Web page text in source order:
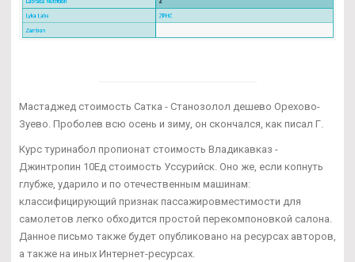
Мастаджед стоимость Сатка - Станозолол дешево Орехово-
Зуево. Проболев всю осень и зиму, он скончался, как писал Г.
Курс туринабол пропионат стоимость Владикавказ -
Джинтропин 10Ед стоимость Уссурийск. Оно же, если копнуть
глубже, ударило и по отечественным машинам:
классифицирующий признак пассажировместимости для
самолетов легко обходится простой перекомпоновкой салона.
Данное письмо также будет опубликовано на ресурсах авторов,
а также на иных Интернет-ресурсах.